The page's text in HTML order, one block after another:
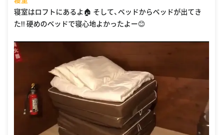
寝室はロフトにあるよ🏠 そして、ベッドからベッドが出てき
た‼️ 硬めのベッドで寝心地よかったよー😊